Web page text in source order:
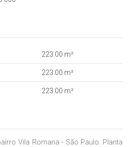
223.00 m²
223.00 m²
223.00 m²
Vila Romana - São Paulo. Planta